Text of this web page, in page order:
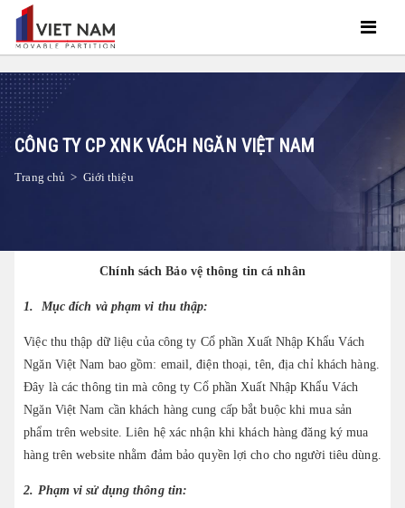
CÔNG TY CP XNK VÁCH NGĂN VIỆT NAM
Trang chủ > Giới thiệu
Chính sách Bảo vệ thông tin cá nhân
1. Mục đích và phạm vi thu thập:
Việc thu thập dữ liệu của công ty Cổ phần Xuất Nhập Khẩu Vách
Ngăn Việt Nam bao gồm: email, điện thoại, tên, địa chỉ khách hàng.
Đây là các thông tin mà công ty Cổ phần Xuất Nhập Khẩu Vách
Ngăn Việt Nam cần khách hàng cung cấp bắt buộc khi mua sản
phẩm trên website. Liên hệ xác nhận khi khách hàng đăng ký mua
hàng trên website nhằm đảm bảo quyền lợi cho cho người tiêu dùng.
2. Phạm vi sử dụng thông tin: